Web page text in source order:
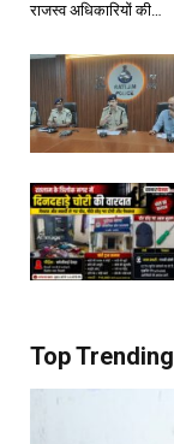
राजस्व अधिकारियों की…
Top Trending